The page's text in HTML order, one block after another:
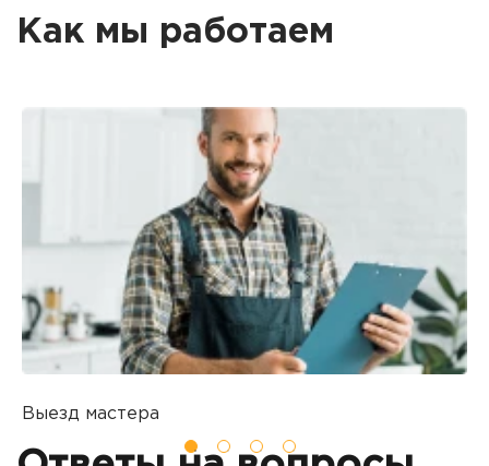
Как мы работаем
Выезд мастера
Вы оставляете заявку на ремонт